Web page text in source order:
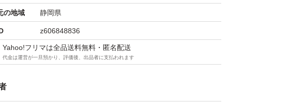
の地域 静岡県
z606848836
Yahoo!フリマは全品送料無料・匿名配送
代金は運営が一旦預かり、評価後、出品者に支払われます